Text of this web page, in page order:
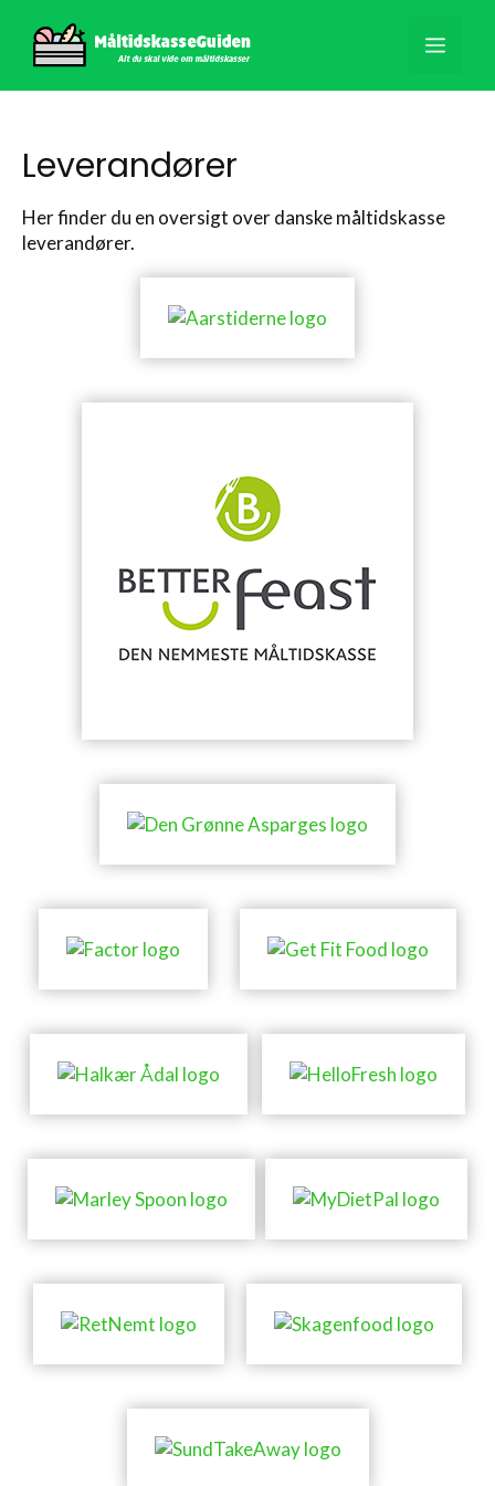
indhold
Menu
Leverandører
Her finder du en oversigt over danske måltidskasse
leverandører.